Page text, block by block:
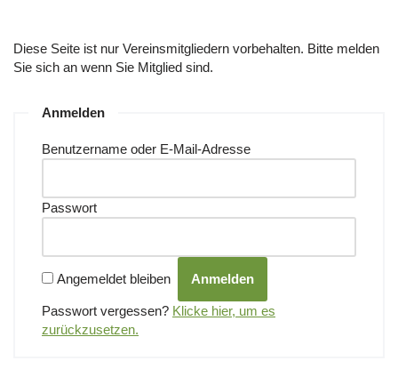
Diese Seite ist nur Vereinsmitgliedern vorbehalten. Bitte melden
Sie sich an wenn Sie Mitglied sind.
Anmelden
Benutzername oder E-Mail-Adresse
Passwort
Angemeldet bleiben
Passwort vergessen? Klicke hier, um es
zurückzusetzen.